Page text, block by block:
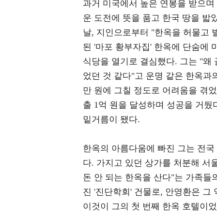
과거 미국에서 높은 연봉을 받으
운 도전에 뜻을 품고 한국 땅을 밟
날, 지인으로부터 "한옥을 허물고
된 '마포 황부자집' 한옥에 단숨에
식당을 열기로 결심했다. 그는 "왜
었던 것 같다"고 운명 같은 한옥과
만 원에 그칠 정도로 어려움을 겪
출 1억 원을 달성하며 성공을 거
밑거름이 됐다.
한옥의 아름다움에 빠진 그는 전
다. 가지고 있던 상가를 처분해 서
돈 안 되는 한옥을 산다"는 가족들
진 '진단학회' 건물로, 안영환은 그
이것이 그의 첫 번째 한옥 호텔이